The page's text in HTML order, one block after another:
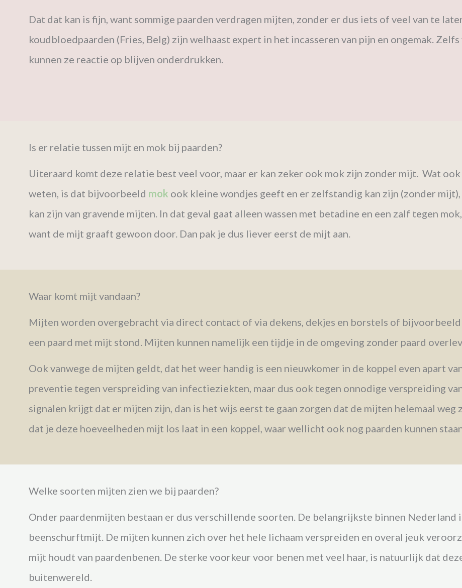
Dat dat kan is fijn, want sommige paarden verdragen mijten, zonder er dus iets of veel van te
koudbloedpaarden (Fries, Belg) zijn welhaast expert in het incasseren van pijn en ongemak.
kunnen ze reactie op blijven onderdrukken.
Is er relatie tussen mijt en mok bij paarden?
Uiteraard komt deze relatie best veel voor, maar er kan zeker ook mok zijn zonder mijt. Wat
weten, is dat bijvoorbeeld mok ook kleine wondjes geeft en er zelfstandig kan zijn (zonder
kan zijn van gravende mijten. In dat geval gaat alleen wassen met betadine en een zalf tegen
want de mijt graaft gewoon door. Dan pak je dus liever eerst de mijt aan.
Waar komt mijt vandaan?
Mijten worden overgebracht via direct contact of via dekens, dekjes en borstels of
een paard met mijt stond. Mijten kunnen namelijk een tijdje in de omgeving zonder paard
Ook vanwege de mijten geldt, dat het weer handig is een nieuwkomer in de koppel even apart
preventie tegen verspreiding van infectieziekten, maar dus ook tegen onnodige verspreiding
signalen krijgt dat er mijten zijn, dan is het wijs eerst te gaan zorgen dat de mijten helemaal
dat je deze hoeveelheden mijt los laat in een koppel, waar wellicht ook nog paarden kunnen
Welke soorten mijten zien we bij paarden?
Onder paardenmijten bestaan er dus verschillende soorten. De belangrijkste binnen Nederland
beenschurftmijt. De mijten kunnen zich over het hele lichaam verspreiden en overal jeuk
mijt houdt van paardenbenen. De sterke voorkeur voor benen met veel haar, is natuurlijk dat
buitenwereld.